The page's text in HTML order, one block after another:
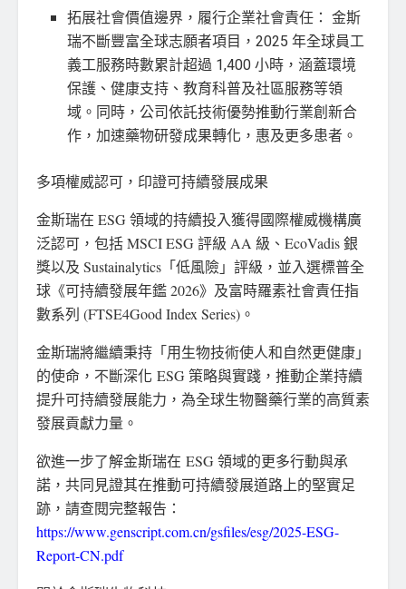
拓展社會價值邊界，履行企業社會責任： 金斯
瑞不斷豐富全球志願者項目，2025 年全球員工
義工服務時數累計超過 1,400 小時，涵蓋環境
保護、健康支持、教育科普及社區服務等領
域。同時，公司依託技術優勢推動行業創新合
作，加速藥物研發成果轉化，惠及更多患者。
多項權威認可，印證可持續發展成果
金斯瑞在 ESG 領域的持續投入獲得國際權威機構廣
泛認可，包括 MSCI ESG 評級 AA 級、EcoVadis 銀
獎以及 Sustainalytics「低風險」評級，並入選標普全
球《可持續發展年鑑 2026》及富時羅素社會責任指
數系列 (FTSE4Good Index Series)。
金斯瑞將繼續秉持「用生物技術使人和自然更健康」
的使命，不斷深化 ESG 策略與實踐，推動企業持續
提升可持續發展能力，為全球生物醫藥行業的高質素
發展貢獻力量。
欲進一步了解金斯瑞在 ESG 領域的更多行動與承
諾，共同見證其在推動可持續發展道路上的堅實足
跡，請查閱完整報告：
https://www.genscript.com.cn/gsfiles/esg/2025-ESG-
Report-CN.pdf